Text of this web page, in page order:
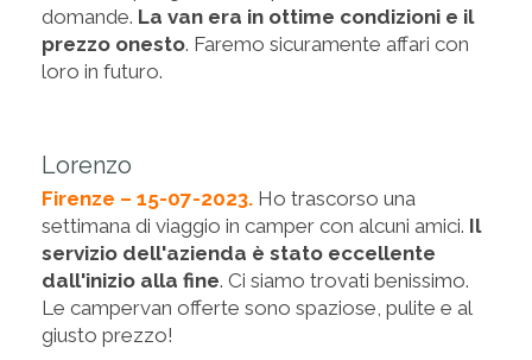
domande. La van era in ottime condizioni e il
prezzo onesto. Faremo sicuramente affari con
loro in futuro.
Lorenzo
Firenze – 15-07-2023. Ho trascorso una
settimana di viaggio in camper con alcuni amici. Il
servizio dell'azienda è stato eccellente
dall'inizio alla fine. Ci siamo trovati benissimo.
Le campervan offerte sono spaziose, pulite e al
giusto prezzo!